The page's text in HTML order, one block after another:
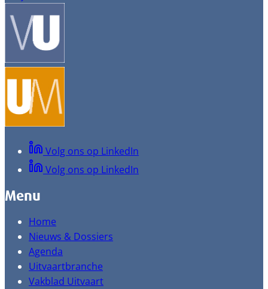
Volg ons op LinkedIn
Volg ons op LinkedIn
Menu
Home
Nieuws & Dossiers
Agenda
Uitvaartbranche
Vakblad Uitvaart